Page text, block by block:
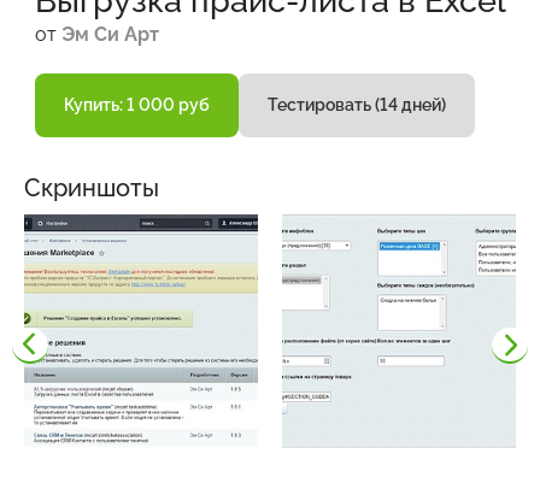
от Эм Си Арт
Купить: 1 000 руб Тестировать (14 дней)
Скриншоты